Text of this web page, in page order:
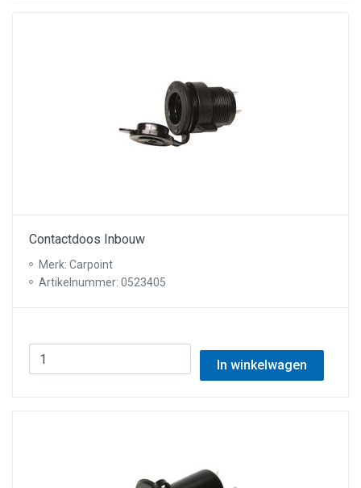
Contactdoos Inbouw
Merk: Carpoint
Artikelnummer: 0523405
In winkelwagen